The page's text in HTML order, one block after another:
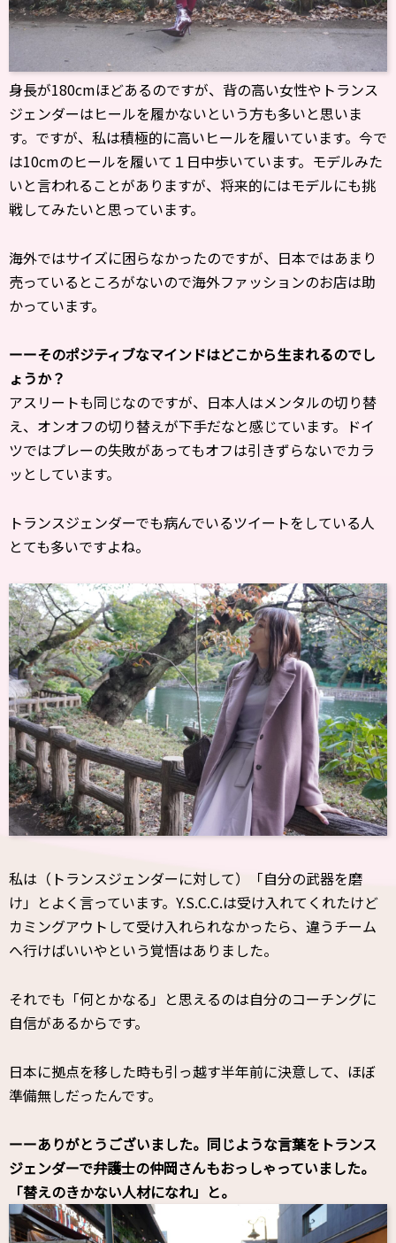
身長が180cmほどあるのですが、背の高い女性やトランス
ジェンダーはヒールを履かないという方も多いと思いま
す。ですが、私は積極的に高いヒールを履いています。今で
は10cmのヒールを履いて１日中歩いています。モデルみた
いと言われることがありますが、将来的にはモデルにも挑
戦してみたいと思っています。
海外ではサイズに困らなかったのですが、日本ではあまり
売っているところがないので海外ファッションのお店は助
かっています。
ーーそのポジティブなマインドはどこから生まれるのでし
ょうか？
アスリートも同じなのですが、日本人はメンタルの切り替
え、オンオフの切り替えが下手だなと感じています。ドイ
ツではプレーの失敗があってもオフは引きずらないでカラ
ッとしています。
トランスジェンダーでも病んでいるツイートをしている人
とても多いですよね。
私は（トランスジェンダーに対して）「自分の武器を磨
け」とよく言っています。Y.S.C.C.は受け入れてくれたけど
カミングアウトして受け入れられなかったら、違うチーム
へ行けばいいやという覚悟はありました。
それでも「何とかなる」と思えるのは自分のコーチングに
自信があるからです。
日本に拠点を移した時も引っ越す半年前に決意して、ほぼ
準備無しだったんです。
ーーありがとうございました。同じような言葉をトランス
ジェンダーで弁護士の仲岡さんもおっしゃっていました。
「替えのきかない人材になれ」と。